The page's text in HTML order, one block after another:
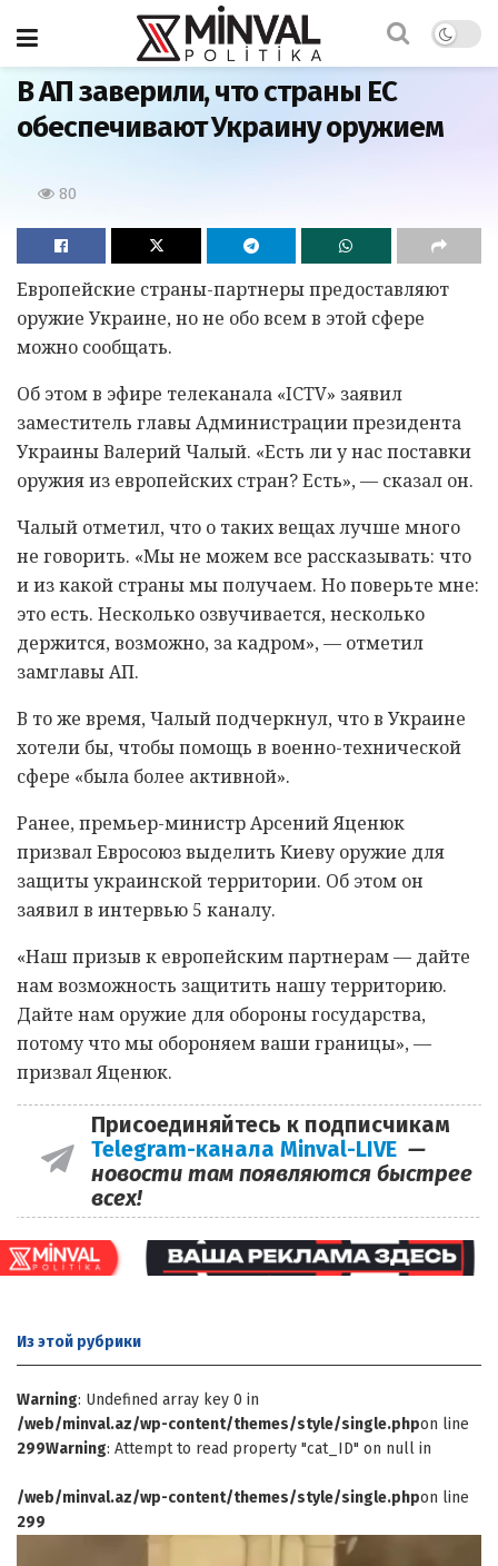
Главная
В АП заверили, что страны ЕС
обеспечивают Украину оружием
80
Европейские страны-партнеры предоставляют
оружие Украине, но не обо всем в этой сфере
можно сообщать.
Об этом в эфире телеканала «ICTV» заявил
заместитель главы Администрации президента
Украины Валерий Чалый. «Есть ли у нас поставки
оружия из европейских стран? Есть», — сказал он.
Чалый отметил, что о таких вещах лучше много
не говорить. «Мы не можем все рассказывать: что
и из какой страны мы получаем. Но поверьте мне:
это есть. Несколько озвучивается, несколько
держится, возможно, за кадром», — отметил
замглавы АП.
В то же время, Чалый подчеркнул, что в Украине
хотели бы, чтобы помощь в военно-технической
сфере «была более активной».
Ранее, премьер-министр Арсений Яценюк
призвал Евросоюз выделить Киеву оружие для
защиты украинской территории. Об этом он
заявил в интервью 5 каналу.
«Наш призыв к европейским партнерам — дайте
нам возможность защитить нашу территорию.
Дайте нам оружие для обороны государства,
потому что мы обороняем ваши границы», —
призвал Яценюк.
Присоединяйтесь к подписчикам
Telegram-канала Minval-LIVE —
новости там появляются быстрее
всех!
Из этой рубрики
Warning: Undefined array key 0 in
/web/minval.az/wp-content/themes/style/single.phpon line
299Warning: Attempt to read property "cat_ID" on null in
/web/minval.az/wp-content/themes/style/single.phpon line
299